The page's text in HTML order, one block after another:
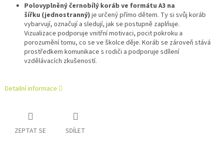
Polovyplněný černobílý koráb ve formátu A3 na
šířku (jednostranný) je určený přímo dětem. Ty si svůj koráb
vybarvují, označují a sledují, jak se postupně zaplňuje.
Vizualizace podporuje vnitřní motivaci, pocit pokroku a
porozumění tomu, co se ve školce děje. Koráb se zároveň stává
prostředkem komunikace s rodiči a podporuje sdílení
vzdělávacích zkušeností.
Detailní informace
ZEPTAT SE SDÍLET